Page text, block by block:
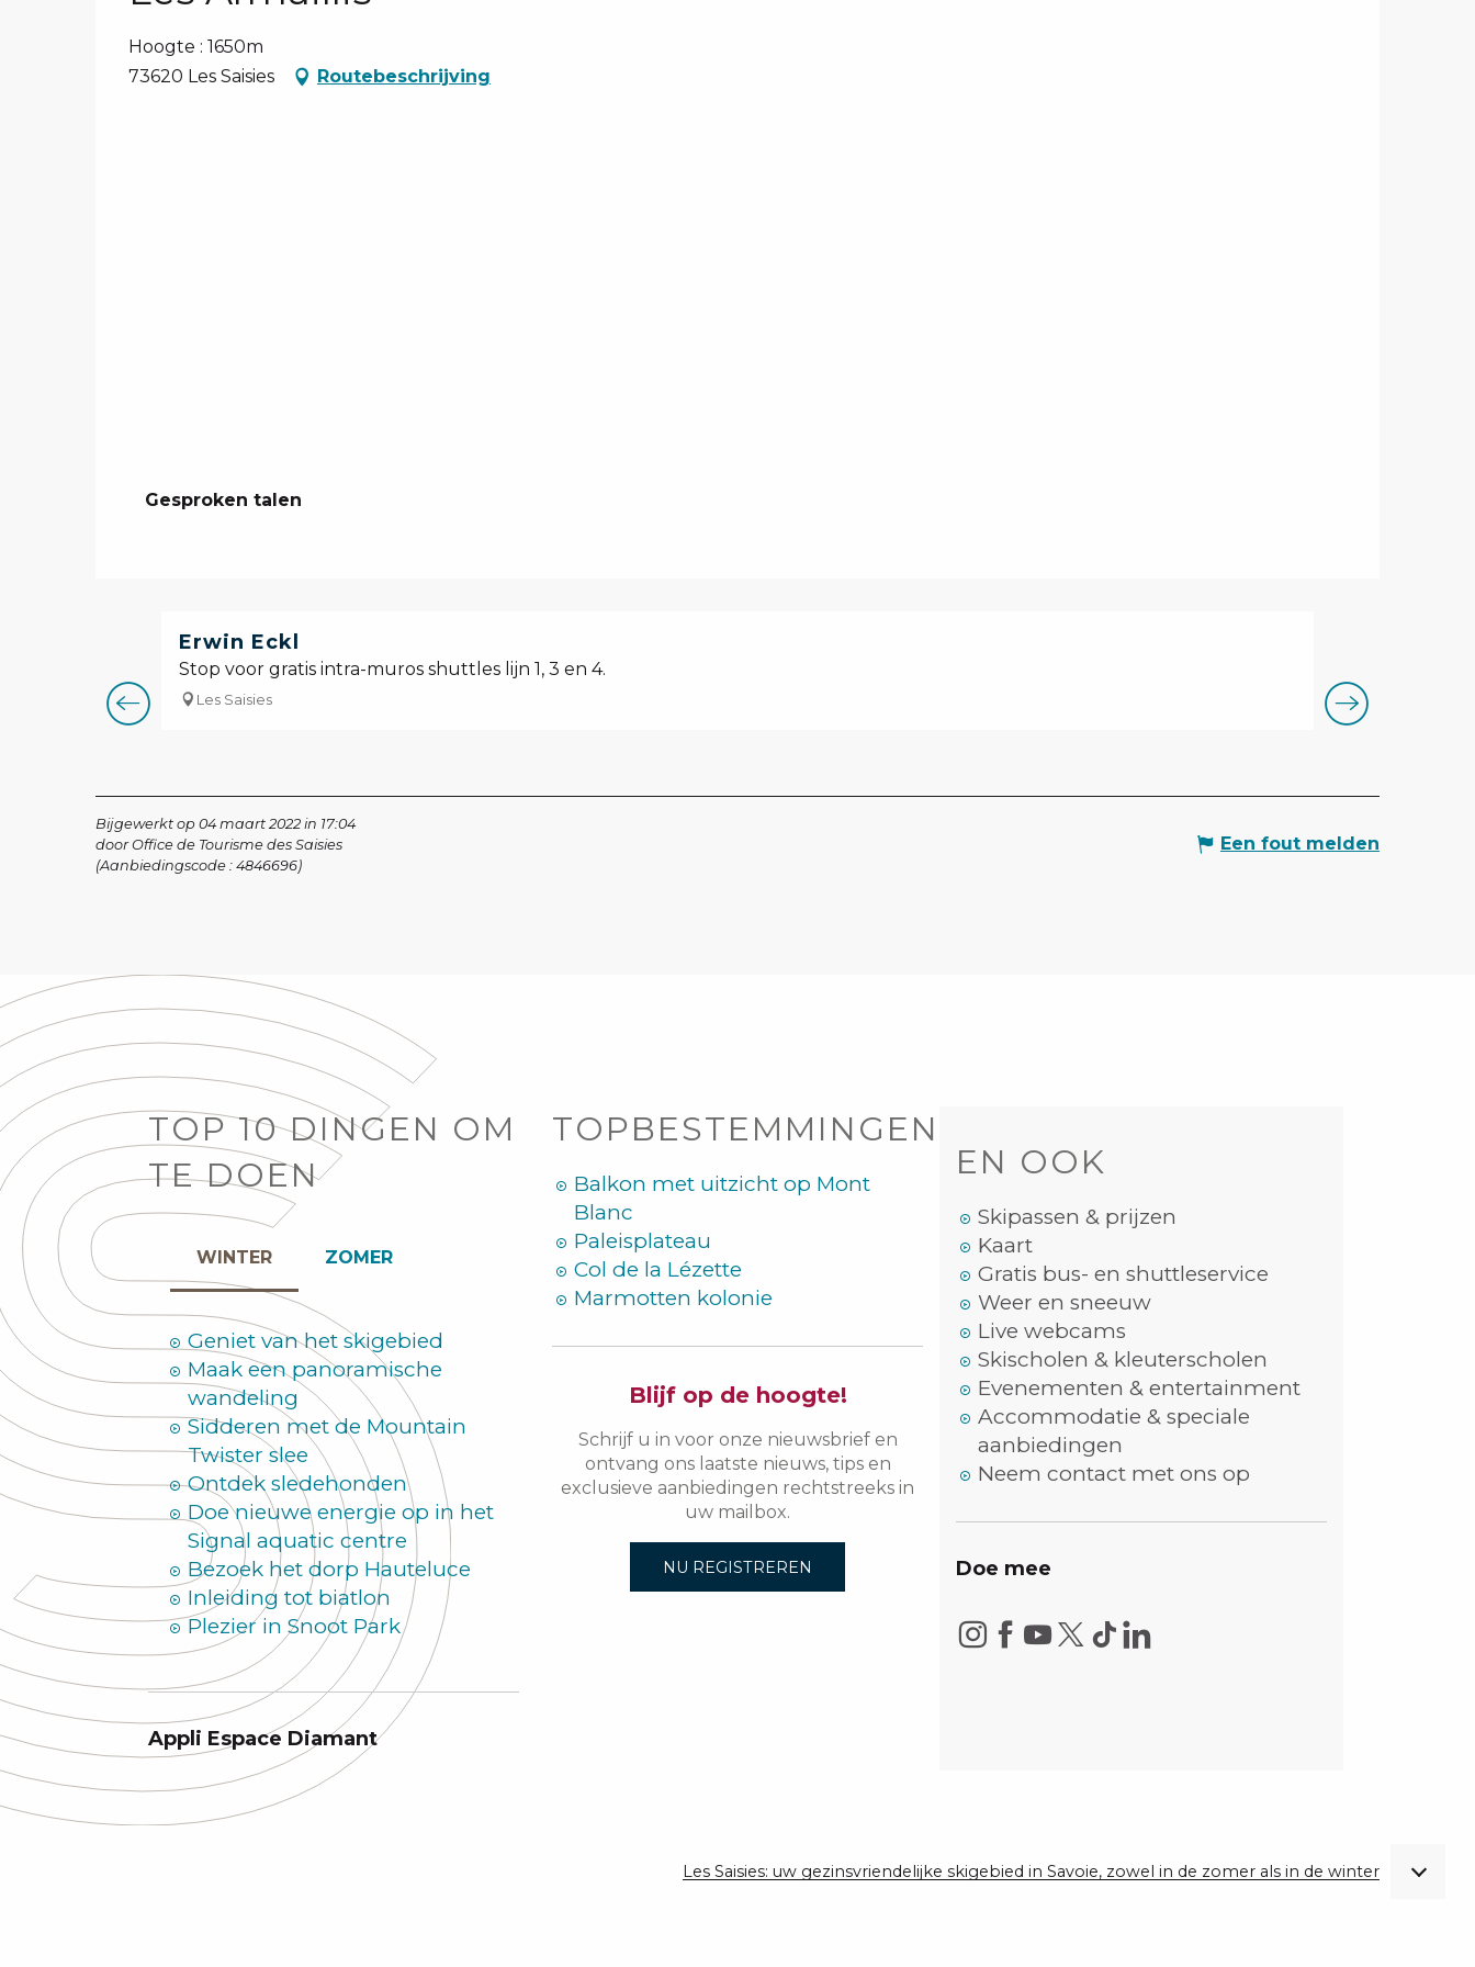
Hoogte : 1650m
73620 Les Saisies
Routebeschrijving
Gesproken talen
Gesproken talen
Erwin Eckl
Stop voor gratis intra-muros shuttles lijn 1, 3 en 4.
Les Saisies Les Saisies
Bijgewerkt op 04 maart 2022 in 17:04
door Office de Tourisme des Saisies
(Aanbiedingscode : 4846696)
Een fout melden
TOP 10 DINGEN OM
TE DOEN
WINTER ZOMER
Geniet van het skigebied
Maak een panoramische
wandeling
Sidderen met de Mountain
Twister slee
Ontdek sledehonden
Doe nieuwe energie op in het
Signal aquatic centre
Bezoek het dorp Hauteluce
Inleiding tot biatlon
Plezier in Snoot Park
Appli Espace Diamant
TOPBESTEMMINGEN
Balkon met uitzicht op Mont
Blanc
Paleisplateau
Col de la Lézette
Marmotten kolonie
Blijf op de hoogte!
Schrijf u in voor onze nieuwsbrief en
ontvang ons laatste nieuws, tips en
exclusieve aanbiedingen rechtstreeks in
uw mailbox.
NU REGISTREREN
EN OOK
Skipassen & prijzen
Kaart
Gratis bus- en shuttleservice
Weer en sneeuw
Live webcams
Skischolen & kleuterscholen
Evenementen & entertainment
Accommodatie & speciale
aanbiedingen
Neem contact met ons op
Doe mee
Les Saisies: uw gezinsvriendelijke skigebied in Savoie, zowel in de zomer als in de winter